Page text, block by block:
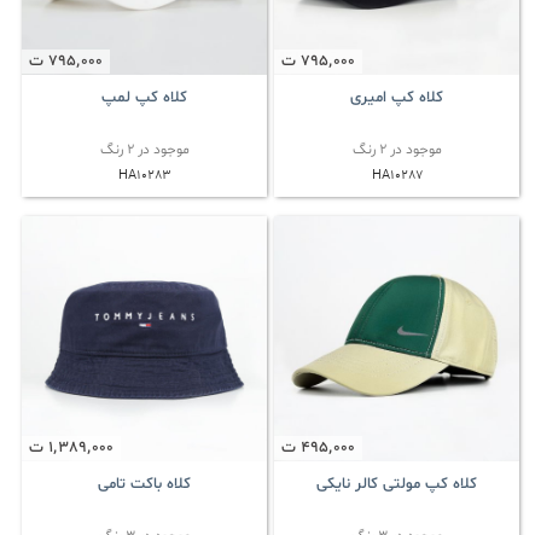
795٬000 ت
کلاه کپ امیری
موجود در 2 رنگ
HA10287
795٬000 ت
کلاه کپ لمپ
موجود در 2 رنگ
HA10283
495٬000 ت
کلاه کپ مولتی کالر نایکی
1٬389٬000 ت
کلاه باکت تامی